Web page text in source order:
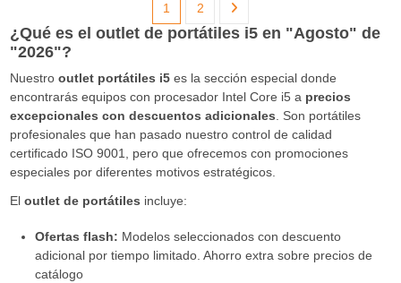
1 2
¿Qué es el outlet de portátiles i5 en "Agosto" de
"2026"?
Nuestro outlet portátiles i5es la sección especial donde
encontrarás equipos con procesador Intel Core i5 a precios
excepcionales con descuentos adicionales . Son portátiles
profesionales que han pasado nuestro control de calidad
certificado ISO 9001, pero que ofrecemos con promociones
especiales por diferentes motivos estratégicos.
El outlet de portátiles incluye:
Ofertas flash: Modelos seleccionados con descuento
adicional por tiempo limitado. Ahorro extra sobre precios de
catálogo